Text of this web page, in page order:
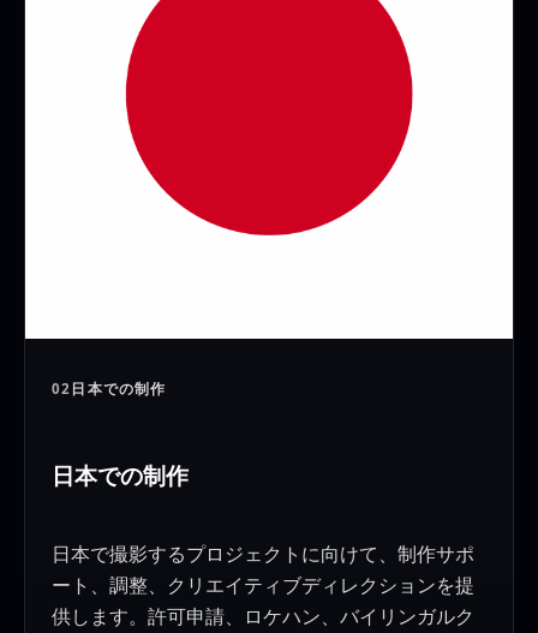
02 日本での制作
日本での制作
日本で撮影するプロジェクトに向けて、制作サポ
ート、調整、クリエイティブディレクションを提
供します。許可申請、ロケハン、バイリンガルク